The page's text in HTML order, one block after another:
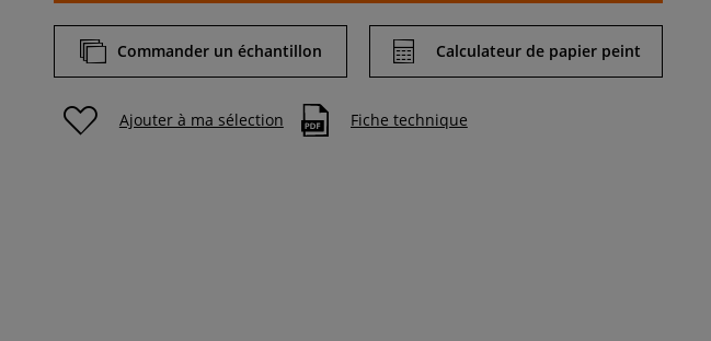
Commander un échantillon Calculateur de papier peint
Ajouter à ma sélection Fiche technique